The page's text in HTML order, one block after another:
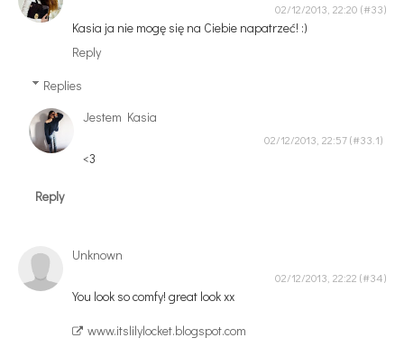
02/12/2013, 22:20
Kasia ja nie mogę się na Ciebie napatrzeć! :)
Reply
Replies
Jestem Kasia
02/12/2013, 22:57
<3
Reply
Unknown
02/12/2013, 22:22
You look so comfy! great look xx
www.itslilylocket.blogspot.com